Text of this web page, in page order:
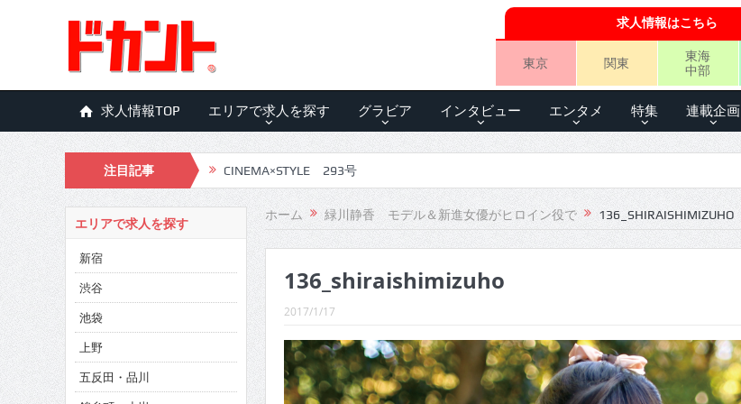
求人情報はこちら
東京 関東
東海
中部
求人情報TOP エリアで求人を探す グラビア インタビュー エンタメ 特集 連載企画
注目記事
CINEMA×STYLE 293号
CINEMA×STYLE 291号
CINEMA×STYLE 290号
CINEMA×STYLE 289号
CINEMA×STYLE 288号
CINEMA×STYLE 287号
CINEMA×STYLE 286号
ホーム 緑川静香 モデル＆新進女優がヒロイン役で 136_SHIRAISHIMIZUHO
136_shiraishimizuho
2017/1/17
エリアで求人を探す
新宿
渋谷
池袋
上野
五反田・品川